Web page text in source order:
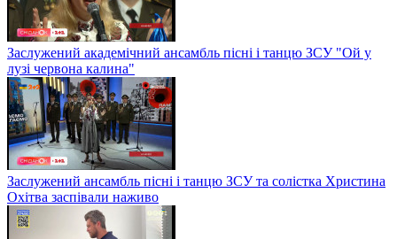
Заслужений академічний ансамбль пісні і танцю ЗСУ "Ой у
лузі червона калина"
Заслужений ансамбль пісні і танцю ЗСУ та солістка Христина
Охітва заспівали наживо